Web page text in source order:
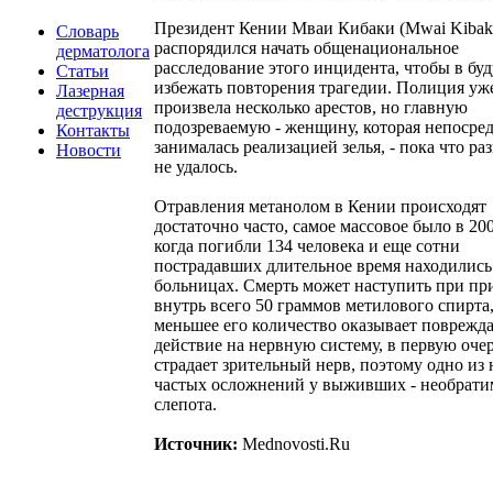
Словарь
дерматолога
Статьи
Лазерная
деструкция
Контакты
Новости
Президент Кении Мваи Кибаки (Mwai
распорядился начать общенациональное
расследование этого инцидента, чтобы в
избежать повторения трагедии. Полиция
произвела несколько арестов, но главную
подозреваемую - женщину, которая
занималась реализацией зелья, - пока что
не удалось.
Отравления метанолом в Кении происходят
достаточно часто, самое массовое было в
когда погибли 134 человека и еще сотни
пострадавших длительное время
больницах. Смерть может наступить при
внутрь всего 50 граммов метилового спирта,
меньшее его количество оказывает
действие на нервную систему, в первую
страдает зрительный нерв, поэтому одно из
частых осложнений у выживших -
слепота.
Источник: Mednovosti.Ru